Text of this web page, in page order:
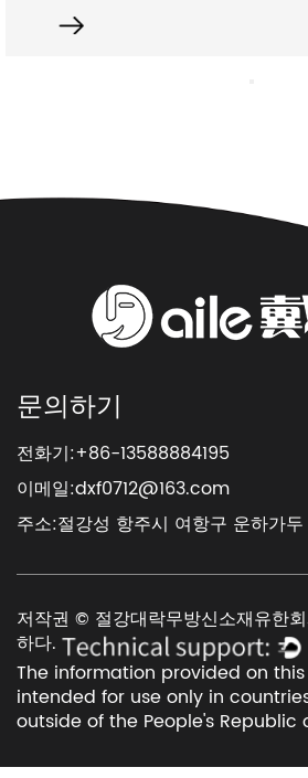
문의하기
전화기:+86-13588884195
이메일:dxf0712@163.com
주소:절강성 항주시 여항구 운하가
저작권 © 절강대락무방신소재유한
하다.
The information provided on
intended for use only in
outside of the People's Republic